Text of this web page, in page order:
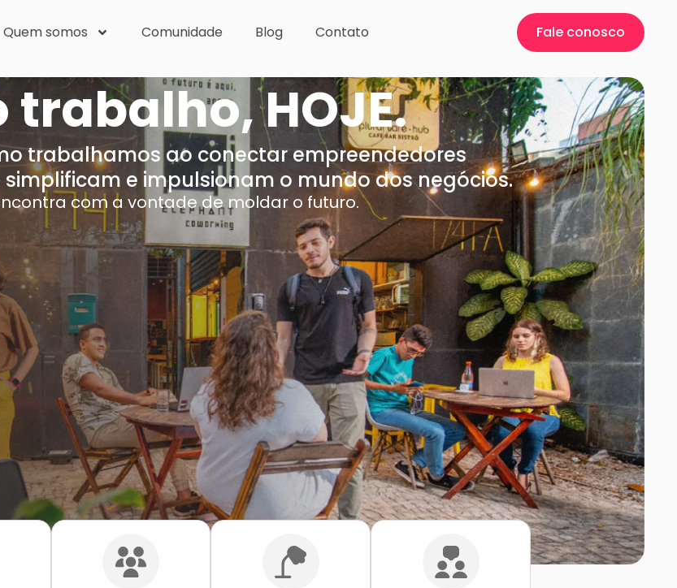
Quem somos Comunidade Blog Contato Fale conosco
HOJE.
trabalhamos ao conectar empreendedores
e impulsionam o mundo dos negócios.
com a vontade de moldar o futuro.